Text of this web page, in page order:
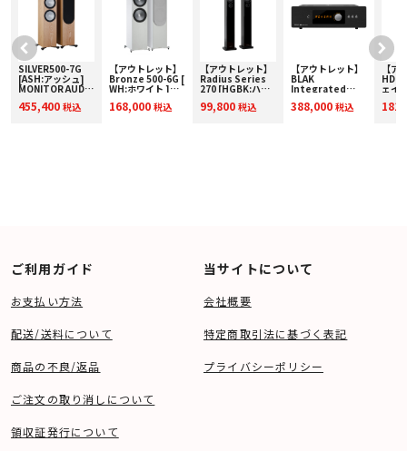
SILVER500-7G
[ASH:アッシュ]
MONITOR AUDIO
ーカー [ペア]
455,400 税込
【アウトレット】
Bronze 500-6G [
WH:ホワイト ]
AUDIO ペアスピ
168,000 税込
【アウトレット】
Radius Series
270 [HGBK:ハイ
MONITOR AUDIO
99,800 税込
【アウトレット】
BLAK
Integrated
クサン] プリメイ
388,000 税込
【ア
HDI-
ェイ
カー
ご利用ガイド
お支払い方法
配送/送料について
商品の不良/返品
ご注文の取り消しについて
領収証発行について
当サイトについて
会社概要
特定商取引法に基づく表記
プライバシーポリシー